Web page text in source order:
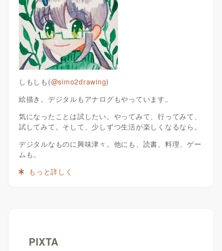
しもしも(@simo2drawing)
絵描き。デジタルもアナログもやっています。
気になったことは試したい。やってみて、行ってみて、
試してみて。そして、少しずつ生活が楽しくなるなら。
デジタルなものに興味津々。他にも、読書、料理、ゲー
ムも。
もっと詳しく
PIXTA